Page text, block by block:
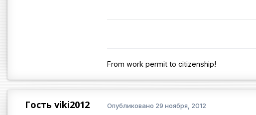
From work permit to citizenship!
Гость viki2012 Опубликовано 29 ноября, 2012